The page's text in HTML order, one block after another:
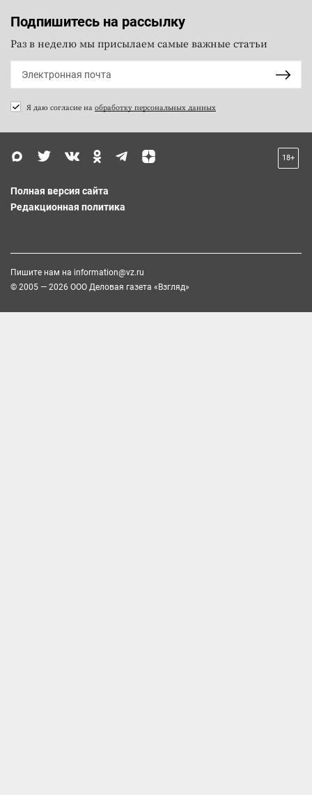
Подпишитесь на рассылку
Раз в неделю мы присылаем самые важные статьи
Я даю согласие на обработку персональных данных
18+
Полная версия сайта
Редакционная политика
Пишите нам на information@vz.ru
© 2005 — 2026 ООО Деловая газета «Взгляд»